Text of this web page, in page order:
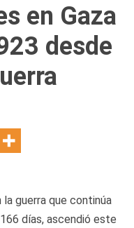
en Gaza
desde
guerra que continúa
días, ascendió este